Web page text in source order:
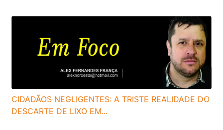
CIDADÃOS NEGLIGENTES: A TRISTE REALIDADE DO
DESCARTE DE LIXO EM...